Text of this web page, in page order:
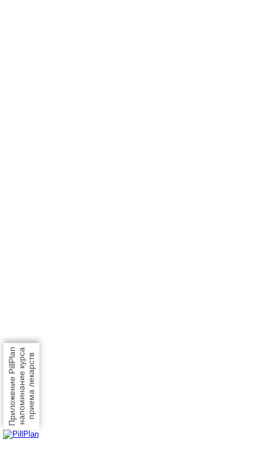
Приложение PillPlanнапоминание курсаприема лекарств